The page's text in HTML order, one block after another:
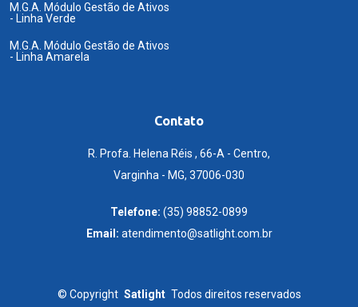
M.G.A. Módulo Gestão de Ativos
- Linha Verde
M.G.A. Módulo Gestão de Ativos
- Linha Amarela
Contato
R. Profa. Helena Réis , 66-A - Centro,
Varginha - MG, 37006-030
Telefone: (35) 98852-0899
Email: atendimento@satlight.com.br
© Copyright Satlight Todos direitos reservados